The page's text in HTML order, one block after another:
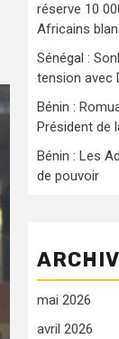
réserve 10
Africains
Sénégal :
tension avec
Bénin :
Président de
Bénin : Les
de pouvoir
mai 2026
avril 2026